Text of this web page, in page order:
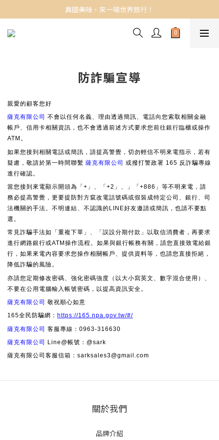
異國美味，來一場世界旅行！
防詐騙宣導
親愛的顧客您好
薩克有限公司 不會以任何名義、理由透過簡訊、電話向您索取相關金融
帳戶、信用卡相關資訊，也不會透過前述方式要求您前往銀行臨櫃或操作
ATM。
如果您接到相關電話或簡訊，請提高警覺，切勿輕信不明來電指示，若有
疑慮，敬請於第一時間聯繫 薩克有限公司 或撥打警政署 165 反詐騙專線
進行確認。
當您接到來電顯示開頭為「+」、「+2」、」「+886」等不明來電，請
務必提高警覺，更要提防對方竄改電話號碼或假裝成特定公司、銀行、司
法機關的手法。不明連結、不認識的LINE好友邀請或簡訊，也請不要點
選。
常見詐騙手法如「重複下單」、「誤設分期付款」以取信消費者，再要求
進行網路銀行或ATM操作流程。如果與銀行帳務有關，請您直接致電給銀
行，如果來電內容要求您操作相關帳戶、提供資料等，也請您直接拒絕，
降低詐騙的風險。
亦請您定期修改密碼、強化密碼強度（以大小寫英文、數字混合使用）、
不要在公用電腦輸入帳號密碼，以提高資訊安全。
薩克有限公司 敬祝順心如意
165全民防騙網： https://165.npa.gov.tw/#/
薩克有限公司 客服專線：0963-316630
薩克有限公司
Line@帳號：@sark
薩克有限公司客服信箱：sarksales3@gmail.com
關於我們
品牌介紹